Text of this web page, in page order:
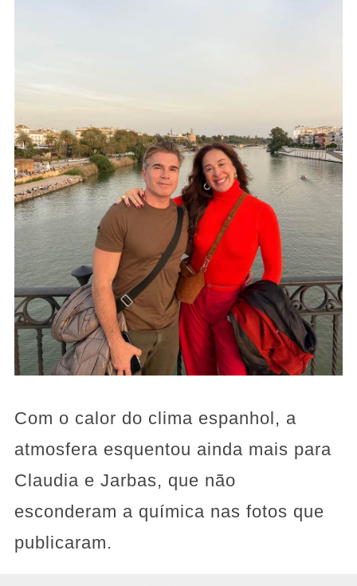
Com o calor do clima espanhol, a
atmosfera esquentou ainda mais para
Claudia e Jarbas, que não
esconderam a química nas fotos que
publicaram.